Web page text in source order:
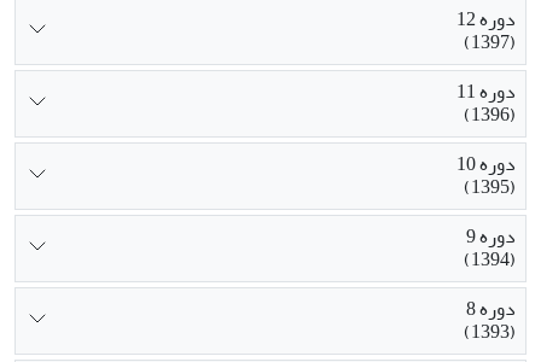
دوره 12
(1397)
دوره 11
(1396)
دوره 10
(1395)
دوره 9
(1394)
دوره 8
(1393)